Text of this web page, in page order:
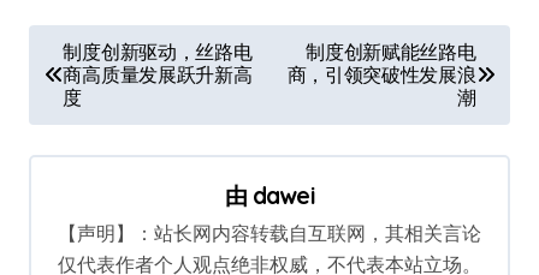
章
导
航
制度创新驱动，丝路电
商高质量发展跃升新高
度
制度创新赋能丝路电
商，引领突破性发展浪
潮
由 dawei
【声明】：站长网内容转载自互联网，其相关言论
仅代表作者个人观点绝非权威，不代表本站立场。